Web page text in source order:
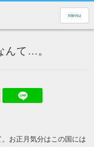
menu
んて…。
ックマークGoogle Plus
お正月気分はこの国には